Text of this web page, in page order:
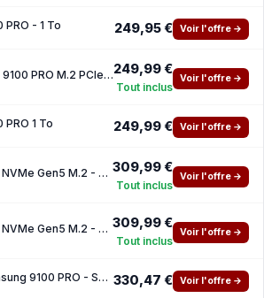
PRO - 1 To 249,95 € Voir l'offre →
Samsung SSD 9100 PRO M.2 PCIe NVMe 1 To249,99 €
Tout inclus
Voir l'offre →
PRO 1 To 249,99 € Voir l'offre →
Samsung 1 To NVMe Gen5 M.2 - 9100 PRO 309,99 €
Tout inclus
Voir l'offre →
Samsung 1 To NVMe Gen5 M.2 - 9100 PRO 309,99 €
Tout inclus
Voir l'offre →
Samsung Samsung 9100 PRO - SSD - 1 To 330,47 € Voir l'offre →